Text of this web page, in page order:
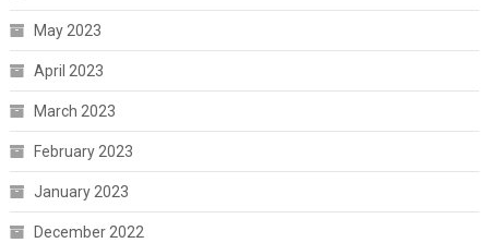
May 2023
April 2023
March 2023
February 2023
January 2023
December 2022